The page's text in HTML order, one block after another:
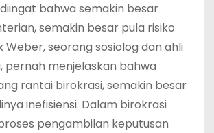
bahwa semakin besar
semakin besar pula risiko
Weber, seorang sosiolog dan ahli
pernah menjelaskan bahwa
rantai birokrasi, semakin besar
inefisiensi. Dalam birokrasi
pengambilan keputusan